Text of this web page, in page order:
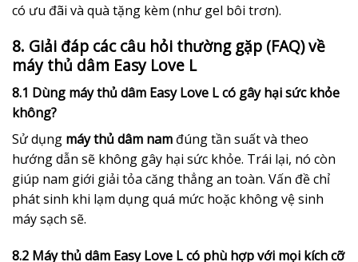
có ưu đãi và quà tặng kèm (như gel bôi trơn).
8. Giải đáp các câu hỏi thường gặp (FAQ) về
máy thủ dâm Easy Love L
8.1 Dùng máy thủ dâm Easy Love L có gây hại sức khỏe
không?
Sử dụng máy thủ dâm nam đúng tần suất và theo
hướng dẫn sẽ không gây hại sức khỏe. Trái lại, nó còn
giúp nam giới giải tỏa căng thẳng an toàn. Vấn đề chỉ
phát sinh khi lạm dụng quá mức hoặc không vệ sinh
máy sạch sẽ.
8.2 Máy thủ dâm Easy Love L có phù hợp với mọi kích cỡ